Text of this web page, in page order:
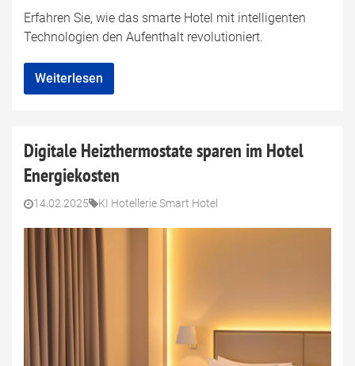
Erfahren Sie, wie das smarte Hotel mit intelligenten
Technologien den Aufenthalt revolutioniert.
Weiterlesen
Digitale Heizthermostate sparen im Hotel
Energiekosten
14.02.2025 KI Hotellerie Smart Hotel